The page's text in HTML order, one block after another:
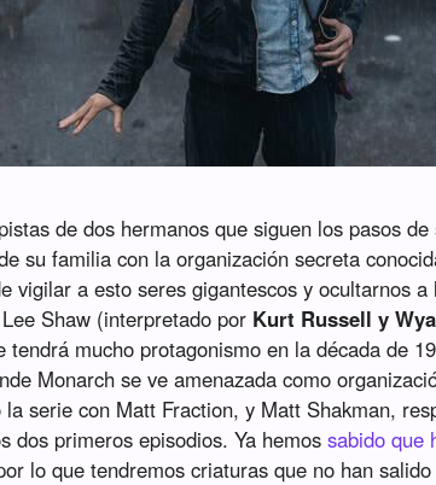
de dos hermanos que siguen los pasos
su familia con la organización secreta
vigilar a esto seres gigantescos y ocultarnos
Shaw (interpretado por Kurt Russell y
tendrá mucho protagonismo en la década de
Monarch se ve amenazada como
serie con Matt Fraction, y Matt Shakman,
dos primeros episodios. Ya hemossabido que
lo que tendremos criaturas que no han